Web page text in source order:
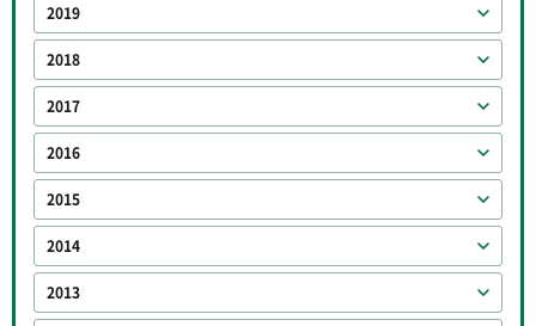
2019
2018
2017
2016
2015
2014
2013